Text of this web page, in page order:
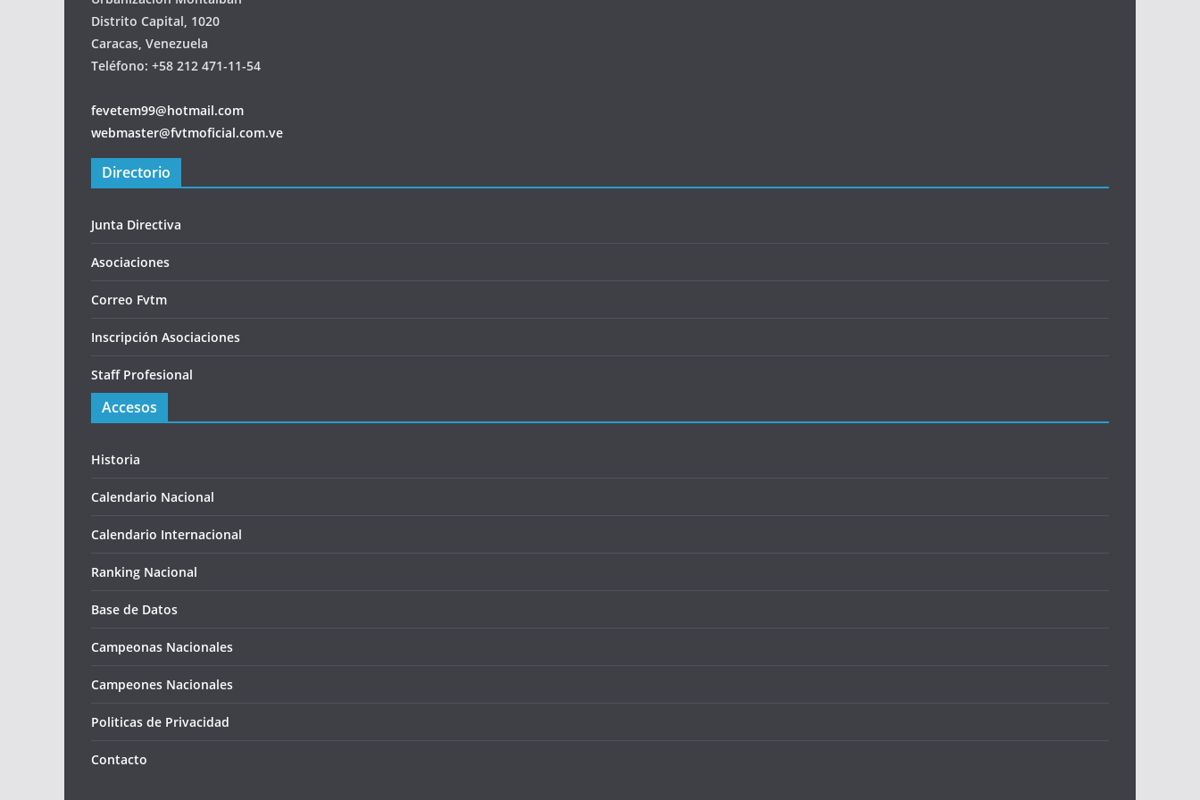
Distrito Capital, 1020
Caracas, Venezuela
Teléfono: +58 212 471-11-54
fevetem99@hotmail.com
webmaster@fvtmoficial.com.ve
Directorio
Junta Directiva
Asociaciones
Correo Fvtm
Inscripción Asociaciones
Staff Profesional
Accesos
Historia
Calendario Nacional
Calendario Internacional
Ranking Nacional
Base de Datos
Campeonas Nacionales
Campeones Nacionales
Politicas de Privacidad
Contacto